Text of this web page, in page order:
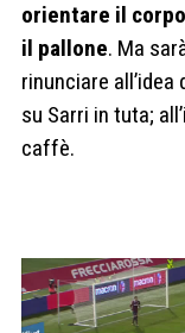
orientare il
il pallone. Ma
rinunciare
su Sarri in tuta;
caffè.